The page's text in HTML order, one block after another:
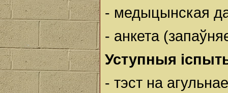
- медыцынская
- анкета
Уступныя
- тэст на